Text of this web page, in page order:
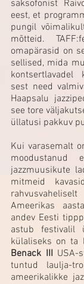
saksofonist
eest, et
pungil
mõtteid.
omapärasid on
sellised, mida
sest need
Haapsalu
see tore
üllatusi pakkuv
Kui varasemalt
moodustanud
jazzmuusikute
mitmeid
Ameerikas
andev Eesti
astub festivalil
külaliseks on ta
Benack III USA-
tuntud laulja-
ameerikalikke